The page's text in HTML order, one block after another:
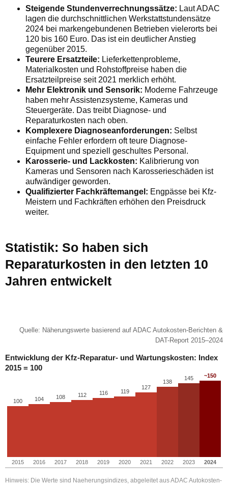
Steigende Stundenverrechnungssätze: Laut ADAC
lagen die durchschnittlichen Werkstattstundensätze
2024 bei markengebundenen Betrieben vielerorts bei
120 bis 160 Euro. Das ist ein deutlicher Anstieg
gegenüber 2015.
Teurere Ersatzteile: Lieferkettenprobleme,
Materialkosten und Rohstoffpreise haben die
Ersatzteilpreise seit 2021 merklich erhöht.
Mehr Elektronik und Sensorik: Moderne Fahrzeuge
haben mehr Assistenzsysteme, Kameras und
Steuergeräte. Das treibt Diagnose- und
Reparaturkosten nach oben.
Komplexere Diagnoseanforderungen: Selbst
einfache Fehler erfordern oft teure Diagnose-
Equipment und speziell geschultes Personal.
Karosserie- und Lackkosten: Kalibrierung von
Kameras und Sensoren nach Karosserieschäden ist
aufwändiger geworden.
Qualifizierter Fachkräftemangel: Engpässe bei Kfz-
Meistern und Fachkräften erhöhen den Preisdruck
weiter.
Statistik: So haben sich
Reparaturkosten in den letzten 10
Jahren entwickelt
Quelle: Näherungswerte basierend auf ADAC Autokosten-Berichten &
DAT-Report 2015–2024
Entwicklung der Kfz-Reparatur- und Wartungskosten: Index
2015 = 100
100
2015
104
2016
108
2017
112
2018
116
2019
119
2020
127
2021
138
2022
145
2023
~150
2024
Hinweis: Die Werte sind Naeherungsindizes, abgeleitet aus ADAC Autokosten-